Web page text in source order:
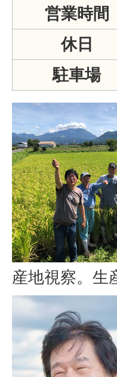
営業時間
休日
駐車場
産地視察。生